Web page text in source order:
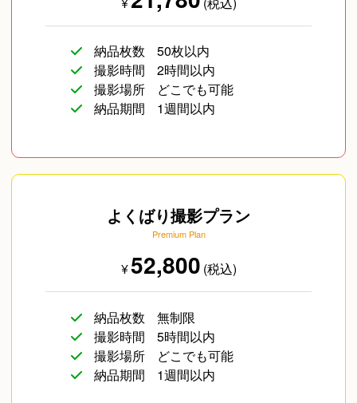
納品枚数
50枚以内
撮影時間
2時間以内
撮影場所
どこでも可能
納品期間
1週間以内
よくばり撮影プラン
Premium Plan
¥52,800 (税込)
納品枚数
無制限
撮影時間
5時間以内
撮影場所
どこでも可能
納品期間
1週間以内